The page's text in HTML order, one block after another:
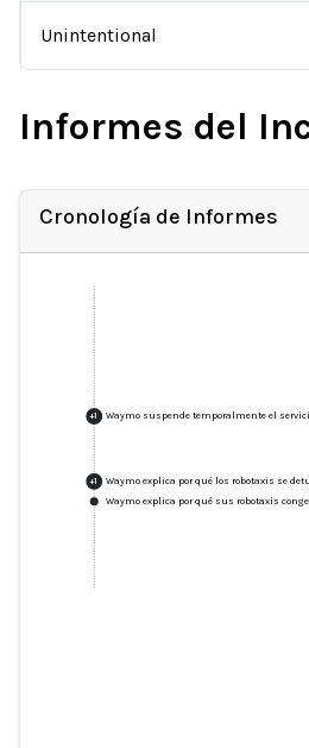
Unintentional
Informes del
Cronología de Informes
+1 Waymo suspende temporalmente el
+1 Waymo explica por qué los robotaxis se
Waymo explica por qué sus robotaxis